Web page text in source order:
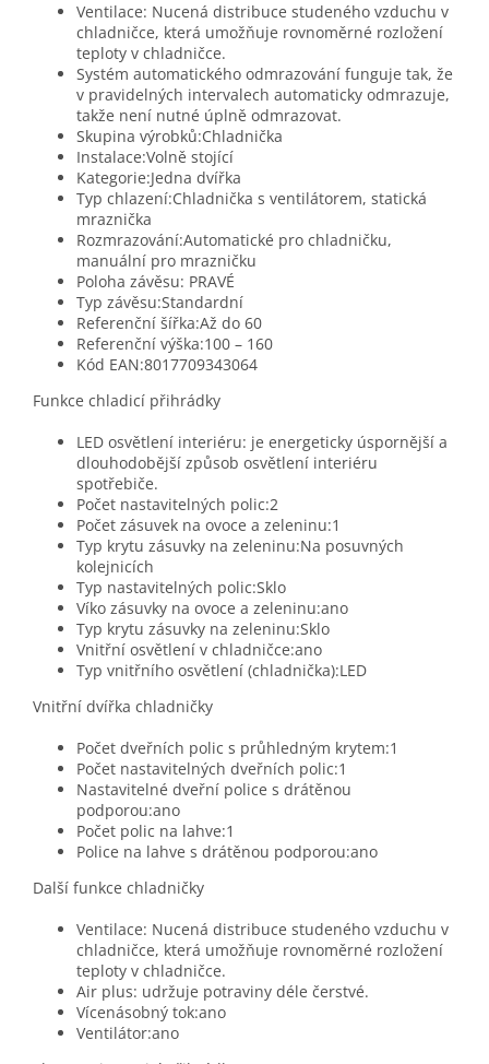
Ventilace: Nucená distribuce studeného vzduchu v
chladničce, která umožňuje rovnoměrné rozložení
teploty v chladničce.
Systém automatického odmrazování funguje tak, že
v pravidelných intervalech automaticky odmrazuje,
takže není nutné úplně odmrazovat.
Skupina výrobků:Chladnička
Instalace:Volně stojící
Kategorie:Jedna dvířka
Typ chlazení:Chladnička s ventilátorem, statická
mraznička
Rozmrazování:Automatické pro chladničku,
manuální pro mrazničku
Poloha závěsu: PRAVÉ
Typ závěsu:Standardní
Referenční šířka:Až do 60
Referenční výška:100 – 160
Kód EAN:8017709343064
Funkce chladicí přihrádky
LED osvětlení interiéru: je energeticky úspornější a
dlouhodobější způsob osvětlení interiéru
spotřebiče.
Počet nastavitelných polic:2
Počet zásuvek na ovoce a zeleninu:1
Typ krytu zásuvky na zeleninu:Na posuvných
kolejnicích
Typ nastavitelných polic:Sklo
Víko zásuvky na ovoce a zeleninu:ano
Typ krytu zásuvky na zeleninu:Sklo
Vnitřní osvětlení v chladničce:ano
Typ vnitřního osvětlení (chladnička):LED
Vnitřní dvířka chladničky
Počet dveřních polic s průhledným krytem:1
Počet nastavitelných dveřních polic:1
Nastavitelné dveřní police s drátěnou
podporou:ano
Počet polic na lahve:1
Police na lahve s drátěnou podporou:ano
Další funkce chladničky
Ventilace: Nucená distribuce studeného vzduchu v
chladničce, která umožňuje rovnoměrné rozložení
teploty v chladničce.
Air plus: udržuje potraviny déle čerstvé.
Vícenásobný tok:ano
Ventilátor:ano